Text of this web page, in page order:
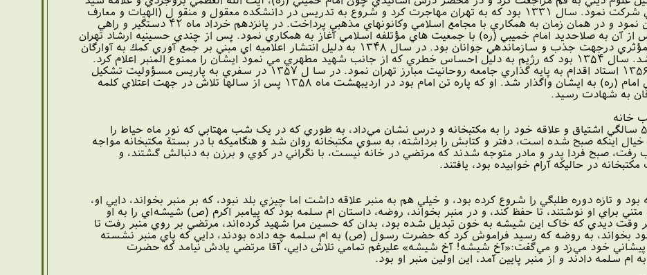
محمد حسين طباطبايي شركت نمود. سال ۱۳۳۱ بود كه به تهران مهاجرت كرد و شروع به تدريس در دانشكده معقول و منقو ل (الهيات و معارف
اسلامي) دانشگاه تهران نمود و در همان زمان به همكاري با مجامع اسلامي وكانونهاي مذهبي پرداخت. در پانزدهم خرداد ماه ۴۲ دستگير و راهي
آن به صلاحديد امام خميبي (ره) با جمعيت هاي مؤتلفه اسلامي آغاز به همكاري نمود. پس از چندي حسينيه ارشاد تهران
را تأسيس كرد كه گام مؤثري درجهت جذب و سازماندهي جوانان بود. در سال ۱۳۴۸ به دليل انتشار اعلاميه اي مبني بر جمع آوري كمك به آوارگان
فلسطين راهي زندان شد. سال ۱۳۵۴ بود كه رژيم به دليل احساس خطري كه از جانب شهيد مطهري مي نمود ايشان را ممنوع المنبر اعلام كرد.
دو سال بعد در سال ۱۳۵۶ استاد اقدام به پايه گذاري جامعه روحانيت مبارز تهران نمود. در سا ل ۱۳۵۷ در سفري به پاريس مسؤوليت تشكيل
شوراي انقلاب از سوي امام (ره) به ايشان واگذار شد. او كه پاره تن امام بود در ارديبهشت ماه ۱۳۵۸ پس از سالها تلاش در جهت اعتلاي كلمه
به شهادت رسيد.
خانه
شهيد مطهري از سن ۵ سالگي اشتياق و علاقه خود را به مکتبخانه و درس نشان مي‌داد، به طوري که در يک شب مهتابي که نور ماه حياط را
اينکه صبح شده است،‌ دفتر و کتابش را برداشته،‌ به سوي مکتبخانه روان شد و هنگاميکه با در بستة مکتبخانه مواجه
رفت، صبح فردا پدر و مادر متوجه شدند که مرتضي در خانه نيست، با نگراني در کوي و برزن به دنبالش گشتند، و
در حاليکه آرام خوابيده بود، يافتند.
حدود ۱۳ ساله بود و تازه دوره طلبگي را شروع کرده بود، و خيلي هم به منبر علاقه داشت اما چيزي بلد نبود، که بر منبر بخواند، دايي او،
براي او نوشتند، تا حفظ کند، و در منبر بخواند، روضه، داستان ام سلمه بود که پيامبر اکرم (ص) شيشه‌اي را به او
وقت ديدي که خاک اين شيشه به خون تبديل شده بود، بدان که حسين مرا شهيد کرده‌اند، مرتضي بر روي منبر رفت تا
بخواند، به روضه که رسيد فراموش کرد که حضرت رسول (ص) به ام سلمه چه داده بودند، دايي که پاي منبر نشسته
پيشاني خود مي‌زد و مي‌گفت:«آخ شيشه! آخ شيشه» عليرغم تمامي تلاش‌ دايي، آقا مرتضي يادش نيامد که حضرت
سلمه دادند و از منبر پايين آمد، اين اولين منبر او بود.